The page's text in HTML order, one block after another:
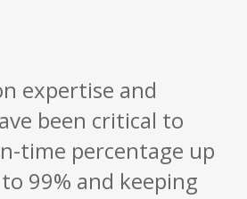
expertise and
been critical to
time percentage up
99% and keeping